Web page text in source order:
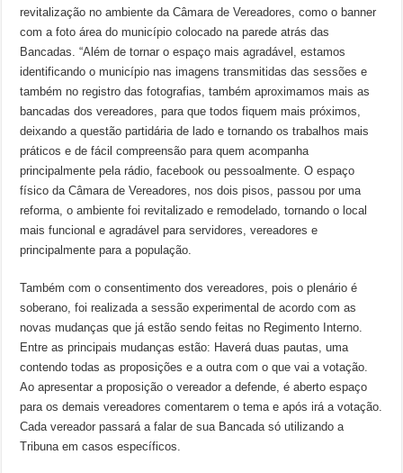
revitalização no ambiente da Câmara de Vereadores, como o banner
com a foto área do município colocado na parede atrás das
Bancadas. “Além de tornar o espaço mais agradável, estamos
identificando o município nas imagens transmitidas das sessões e
também no registro das fotografias, também aproximamos mais as
bancadas dos vereadores, para que todos fiquem mais próximos,
deixando a questão partidária de lado e tornando os trabalhos mais
práticos e de fácil compreensão para quem acompanha
principalmente pela rádio, facebook ou pessoalmente. O espaço
físico da Câmara de Vereadores, nos dois pisos, passou por uma
reforma, o ambiente foi revitalizado e remodelado, tornando o local
mais funcional e agradável para servidores, vereadores e
principalmente para a população.
Também com o consentimento dos vereadores, pois o plenário é
soberano, foi realizada a sessão experimental de acordo com as
novas mudanças que já estão sendo feitas no Regimento Interno.
Entre as principais mudanças estão: Haverá duas pautas, uma
contendo todas as proposições e a outra com o que vai a votação.
Ao apresentar a proposição o vereador a defende, é aberto espaço
para os demais vereadores comentarem o tema e após irá a votação.
Cada vereador passará a falar de sua Bancada só utilizando a
Tribuna em casos específicos.